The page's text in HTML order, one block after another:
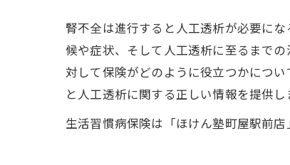
腎不全は進行すると人工透析が必要に
候や症状、そして人工透析に至るまで
対して保険がどのように役立つかにつ
と人工透析に関する正しい情報を提供
生活習慣病保険は「ほけん塾町屋駅前店